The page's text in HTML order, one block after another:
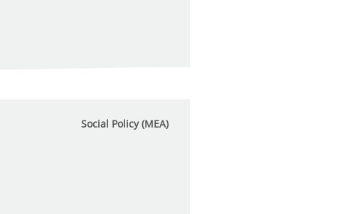
Social Policy (MEA)